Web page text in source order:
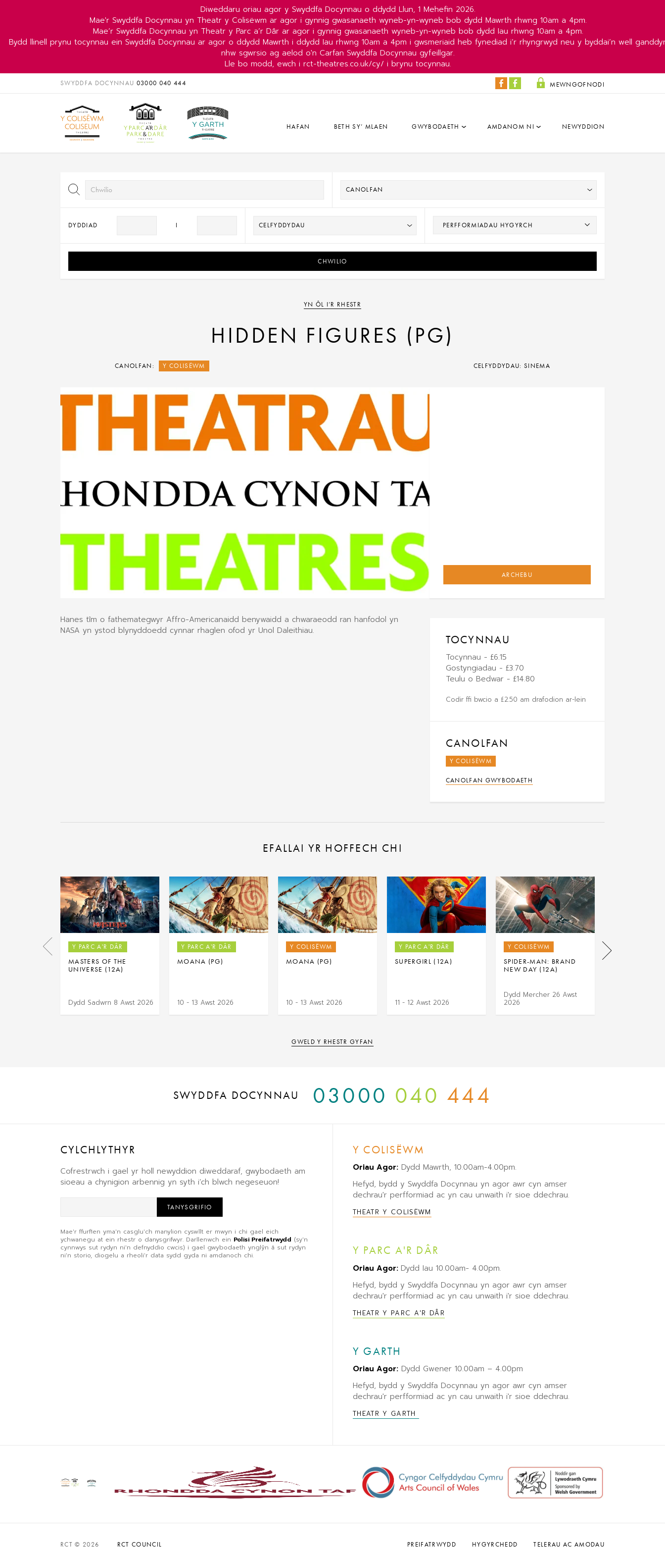
Diweddaru oriau agor y Swyddfa Docynnau o ddydd Llun, 1 Mehefin 2026.
Mae'r Swyddfa Docynnau yn Theatr y Colisëwm ar agor i gynnig gwasanaeth wyneb-yn-wyneb bob dydd Mawrth rhwng 10am a 4pm.
Mae’r Swyddfa Docynnau yn Theatr y Parc a’r Dâr ar agor i gynnig gwasanaeth wyneb-yn-wyneb bob dydd Iau rhwng 10am a 4pm.
Bydd llinell prynu tocynnau ein Swyddfa Docynnau ar agor o ddydd Mawrth i ddydd Iau rhwng 10am a 4pm i gwsmeriaid heb fynediad i’r rhyngrwyd neu y byddai’n well
nhw sgwrsio ag aelod o'n Carfan Swyddfa Docynnau gyfeillgar.
Lle bo modd, ewch i rct-theatres.co.uk/cy/ i brynu tocynnau.
SWYDDFA DOCYNNAU 03000 040 444
MEWNGOFNODI
Dâr
HAFAN BETH SY’ MLAEN GWYBODAETH AMDANOM NI NEWYDDION
DYDDIAD I
CHWILIO
YN ÔL I’R RHESTR
HIDDEN FIGURES (PG)
CANOLFAN: Y COLISËWM CELFYDDYDAU: SINEMA
ARCHEBU
Hanes tîm o fathemategwyr Affro-Americanaidd benywaidd a chwaraeodd ran hanfodol yn
NASA yn ystod blynyddoedd cynnar rhaglen ofod yr Unol Daleithiau.
TOCYNNAU
Tocynnau - £6.15
Gostyngiadau - £3.70
Teulu o Bedwar - £14.80
Codir ffi bwcio a £2.50 am drafodion ar-lein
CANOLFAN
Y COLISËWM
CANOLFAN GWYBODAETH
EFALLAI YR HOFFECH CHI
Y PARC A'R DÂR
MASTERS OF THE
UNIVERSE (12A)
Dydd Sadwrn 8 Awst 2026
Y PARC A'R DÂR
MOANA (PG)
10 - 13 Awst 2026
Y COLISËWM
MOANA (PG)
10 - 13 Awst 2026
Y PARC A'R DÂR
SUPERGIRL (12A)
11 - 12 Awst 2026
Y COLISËWM
SPIDER-MAN: BRAND
NEW DAY (12A)
Dydd Mercher 26 Awst
2026
GWELD Y RHESTR GYFAN
SWYDDFA DOCYNNAU 03000 040 444
CYLCHLYTHYR
Cofrestrwch i gael yr holl newyddion diweddaraf, gwybodaeth am
sioeau a chynigion arbennig yn syth i’ch blwch negeseuon!
TANYSGRIFIO
Mae'r ffurflen yma'n casglu'ch manylion cyswllt er mwyn i chi gael eich
ychwanegu at ein rhestr o danysgrifwyr. Darllenwch ein Polisi Preifatrwydd (sy'n
cynnwys sut rydyn ni'n defnyddio cwcis) i gael gwybodaeth ynglŷn â sut rydyn
ni'n storio, diogelu a rheoli'r data sydd gyda ni amdanoch chi.
Y COLISËWM
Oriau Agor: Dydd Mawrth, 10.00am-4.00pm.
Hefyd, bydd y Swyddfa Docynnau yn agor awr cyn amser
dechrau'r perfformiad ac yn cau unwaith i'r sioe ddechrau.
THEATR Y COLISËWM
Y PARC A'R DÂR
Oriau Agor: Dydd Iau 10.00am- 4.00pm.
Hefyd, bydd y Swyddfa Docynnau yn agor awr cyn amser
dechrau'r perfformiad ac yn cau unwaith i'r sioe ddechrau.
THEATR Y PARC A'R DÂR
Y GARTH
Oriau Agor: Dydd Gwener 10.00am – 4.00pm
Hefyd, bydd y Swyddfa Docynnau yn agor awr cyn amser
dechrau'r perfformiad ac yn cau unwaith i'r sioe ddechrau.
THEATR Y GARTH
RCT © 2026 RCT COUNCIL PREIFATRWYDD HYGYRCHEDD TELERAU AC AMODAU